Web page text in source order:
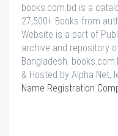
books.com.bd is a
27,500+ Books from
Website is a part of
archive and repository
Bangladesh.
& Hosted by Alpha Net,
Name Registration